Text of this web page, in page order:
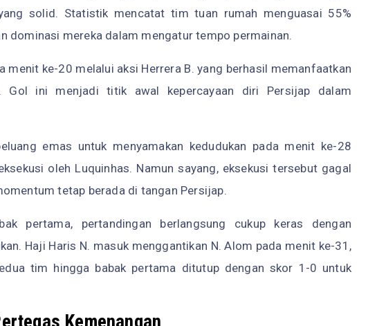
solid. Statistik mencatat tim tuan rumah menguasai 55%
dominasi mereka dalam mengatur tempo permainan.
menit ke-20 melalui aksi Herrera B. yang berhasil memanfaatkan
Gol ini menjadi titik awal kepercayaan diri Persijap dalam
emas untuk menyamakan kedudukan pada menit ke-28
oleh Luquinhas. Namun sayang, eksekusi tersebut gagal
tetap berada di tangan Persijap.
pertama, pertandingan berlangsung cukup keras dengan
Haji Haris N. masuk menggantikan N. Alom pada menit ke-31,
tim hingga babak pertama ditutup dengan skor 1-0 untuk
Kemenangan